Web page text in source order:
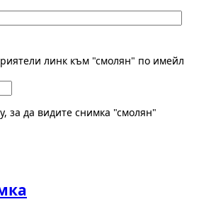
линк към "смолян" по имейл
за да видите снимка "смолян"